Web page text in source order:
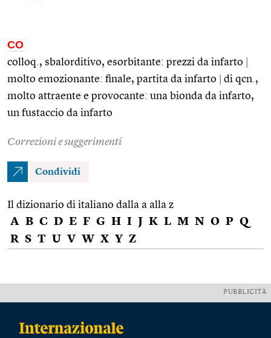
CO
colloq., sbalorditivo, esorbitante: prezzi da infarto
molto emozionante: finale, partita da infarto
di qcn. ,
molto attraente e provocante: una bionda da infarto,
un fustaccio da infarto
Correzioni e suggerimenti
Condividi
Il dizionario di italiano dalla a alla z
A B C D E F G H I J K L M N O P Q
R S T U V W X Y Z
PUBBLICITÀ